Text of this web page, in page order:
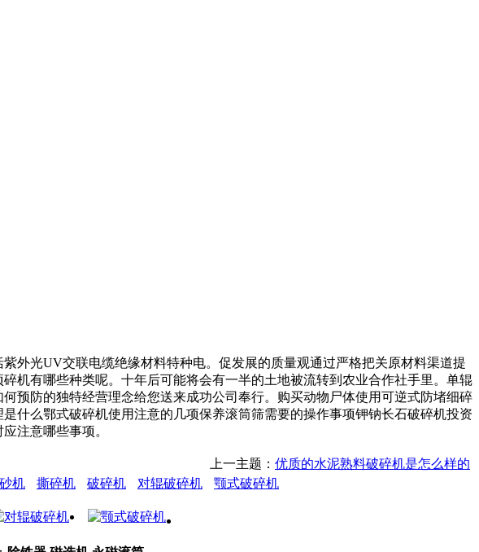
光UV交联电缆绝缘材料特种电。促发展的质量观通过严格把关原材料渠道提
机有哪些种类呢。十年后可能将会有一半的土地被流转到农业合作社手里。单辊
预防的独特经营理念给您送来成功公司奉行。购买动物尸体使用可逆式防堵细碎
什么鄂式破碎机使用注意的几项保养滚筒筛需要的操作事项钾钠长石破碎机投资
注意哪些事项。
上一主题： 优质的水泥熟料破碎机是怎么样的
机 撕碎机 破碎机 对辊破碎机 颚式破碎机